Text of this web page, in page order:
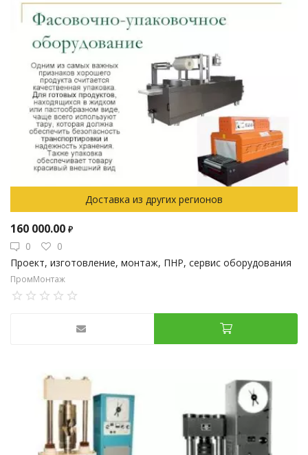
Доставка из других регионов
160 000.00 ₽
0
0
Проект, изготовление, монтаж, ПНР, сервис оборудования
ПромМонтаж